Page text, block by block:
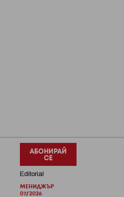
АБОНИРАЙ
СЕ
Editorial
МЕНИДЖЪР
07/2026